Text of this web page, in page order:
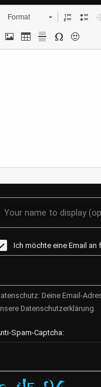
Format
Your name to display
Ich möchte eine Email
Deine Email-
Datenschutzerklärung.
Spam-Captcha: